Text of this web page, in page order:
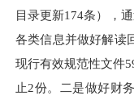
目录更新174条），
各类信息并做好解读
现行有效规范性文件
止2份。二是做好财